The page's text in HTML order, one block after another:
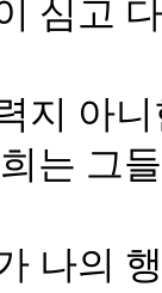
심고
지 아
는 그
나의